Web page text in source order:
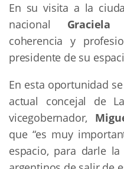
En su visita a la
nacional Graciela
coherencia y
presidente de su
En esta oportunidad
actual concejal de
vicegobernador,
que “es muy
espacio, para darle